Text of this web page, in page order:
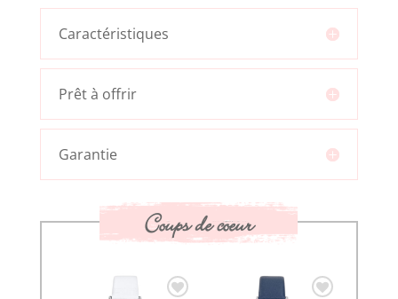
Caractéristiques
Prêt à offrir
Garantie
Coups de coeur